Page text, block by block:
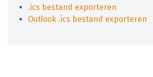
.ics bestand exporteren
Outlook .ics bestand exporteren